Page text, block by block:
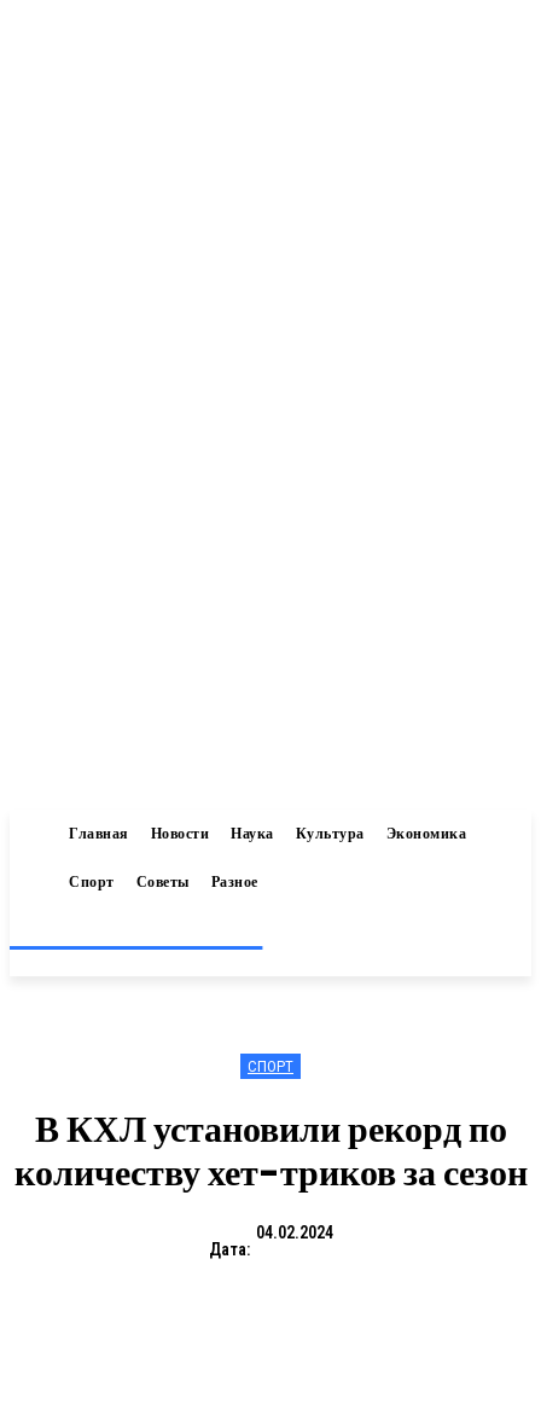
Главная Новости Наука Культура Экономика
Спорт Советы Разное
СПОРТ
В КХЛ установили рекорд по
количеству хет-триков за сезон
Дата:
04.02.2024